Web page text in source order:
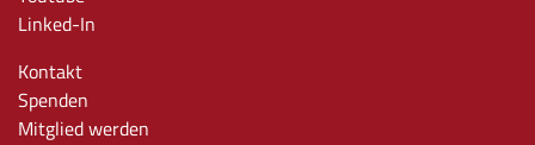
Linked-In
Kontakt
Spenden
Mitglied werden